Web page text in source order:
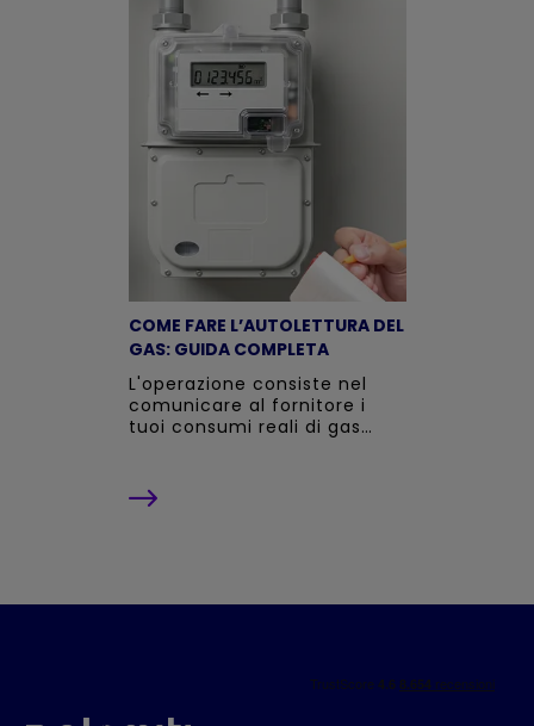
COME FARE L’AUTOLETTURA DEL
GAS: GUIDA COMPLETA
L'operazione consiste nel
comunicare al fornitore i
tuoi consumi reali di gas
stime.